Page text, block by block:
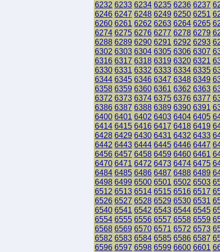
6232 6233 6234 6235 6236 6237
6246 6247 6248 6249 6250 6251
6260 6261 6262 6263 6264 6265
6274 6275 6276 6277 6278 6279
6288 6289 6290 6291 6292 6293
6302 6303 6304 6305 6306 6307
6316 6317 6318 6319 6320 6321
6330 6331 6332 6333 6334 6335
6344 6345 6346 6347 6348 6349
6358 6359 6360 6361 6362 6363
6372 6373 6374 6375 6376 6377
6386 6387 6388 6389 6390 6391
6400 6401 6402 6403 6404 6405
6414 6415 6416 6417 6418 6419
6428 6429 6430 6431 6432 6433
6442 6443 6444 6445 6446 6447
6456 6457 6458 6459 6460 6461
6470 6471 6472 6473 6474 6475
6484 6485 6486 6487 6488 6489
6498 6499 6500 6501 6502 6503
6512 6513 6514 6515 6516 6517
6526 6527 6528 6529 6530 6531
6540 6541 6542 6543 6544 6545
6554 6555 6556 6557 6558 6559
6568 6569 6570 6571 6572 6573
6582 6583 6584 6585 6586 6587
6596 6597 6598 6599 6600 6601